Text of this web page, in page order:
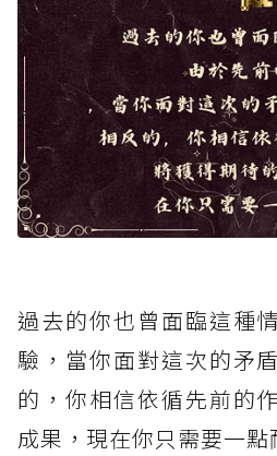
過去的你也曾面臨這種
驗，當你面對這次的矛
的，你相信依循先前的
成果，現在你只需要一點